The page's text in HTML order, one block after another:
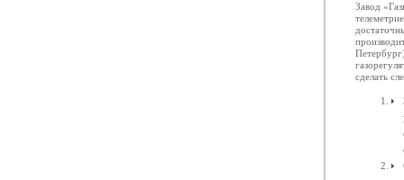
Завод
сделать